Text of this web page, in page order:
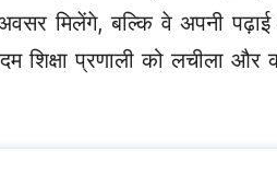
मिलेंगे, बल्कि वे अपनी
प्रणाली को लचीला और